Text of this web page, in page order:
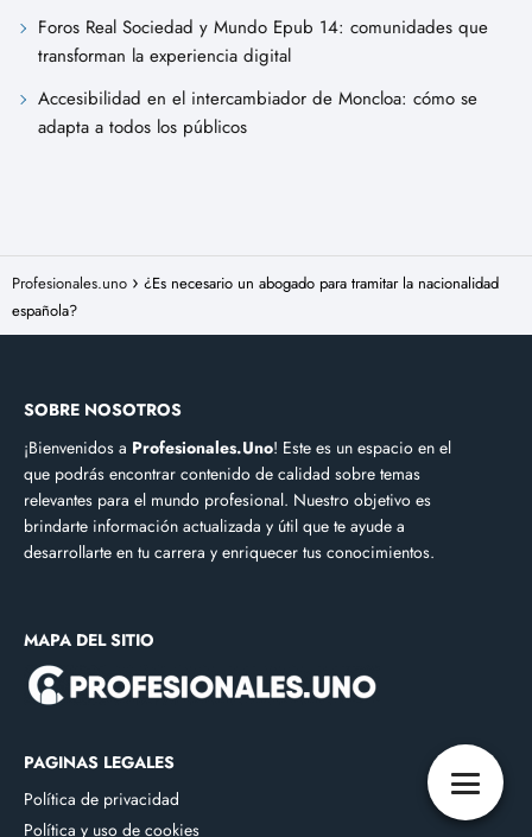
Foros Real Sociedad y Mundo Epub 14: comunidades que
transforman la experiencia digital
Accesibilidad en el intercambiador de Moncloa: cómo se
adapta a todos los públicos
Profesionales.uno
¿Es necesario un abogado para tramitar la nacionalidad
española?
SOBRE NOSOTROS
¡Bienvenidos a Profesionales.Uno! Este es un espacio en el
que podrás encontrar contenido de calidad sobre temas
relevantes para el mundo profesional. Nuestro objetivo es
brindarte información actualizada y útil que te ayude a
desarrollarte en tu carrera y enriquecer tus conocimientos.
MAPA DEL SITIO
PAGINAS LEGALES
Política de privacidad
Política y uso de cookies